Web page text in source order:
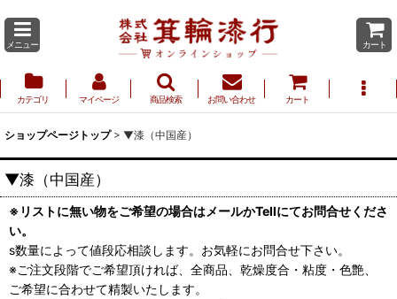
メニュー カート
カテゴリ マイページ 商品検索 お問い合わせ カート
ショップページトップ > ▼漆（中国産）
▼漆（中国産）
※リストに無い物をご希望の場合はメールかTellにてお問合せくださ
い。
s数量によって値段応相談します。お気軽にお問合せ下さい。
※ご注文段階でご希望頂ければ、全商品、乾燥度合・粘度・色艶、
ご希望に合わせて精製いたします。